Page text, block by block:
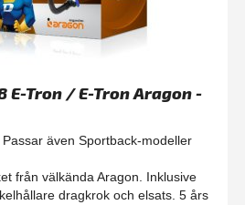
E-Tron / E-Tron Aragon -
även Sportback-modeller
från välkända Aragon. Inklusive
dragkrok och elsats. 5 års